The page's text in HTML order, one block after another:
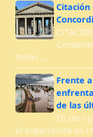
todos …
Frente
de las
En un
el especialista en